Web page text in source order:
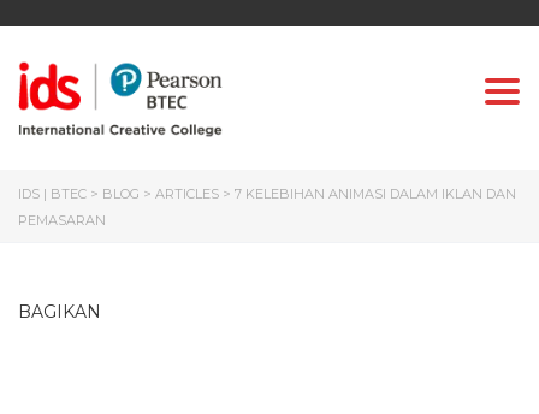
IDS | BTEC > BLOG > ARTICLES > 7 KELEBIHAN ANIMASI DALAM IKLAN DAN
PEMASARAN
BAGIKAN